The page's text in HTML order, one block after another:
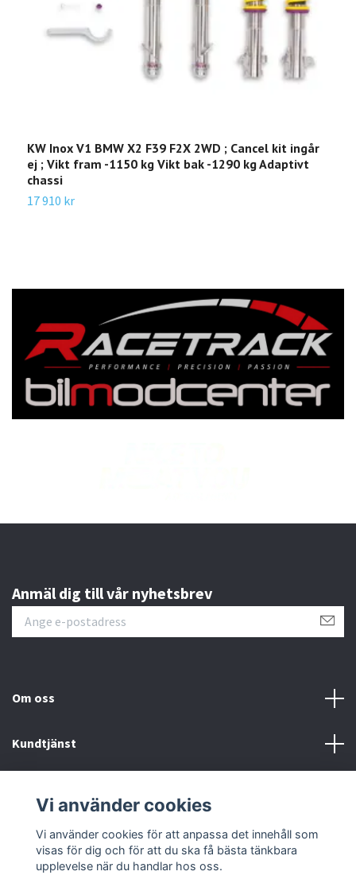
KW Inox V1 BMW X2 F39 F2X 2WD ; Cancel kit ingår
ej ; Vikt fram -1150 kg Vikt bak -1290 kg Adaptivt
chassi
17 910 kr
Anmäl dig till vår nyhetsbrev
Om oss
Kundtjänst
Sociala medier
Vi använder cookies
Vi använder cookies för att anpassa det innehåll som
visas för dig och för att du ska få bästa tänkbara
upplevelse när du handlar hos oss.